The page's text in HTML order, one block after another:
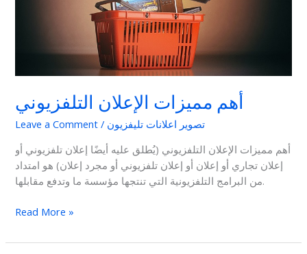
أهم مميزات الإعلان التلفزيوني
Leave a Comment / تصوير اعلانات تليفزيون
أهم مميزات الإعلان التلفزيوني (يُطلق عليه أيضًا إعلان تلفزيوني أو
إعلان تجاري أو إعلان أو إعلان تلفزيوني أو مجرد إعلان) هو امتداد
من البرامج التلفزيونية التي تنتجها مؤسسة ما وتدفع مقابلها.
Read More »